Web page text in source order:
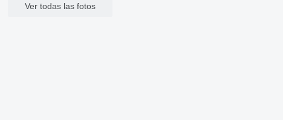
Ver todas las fotos